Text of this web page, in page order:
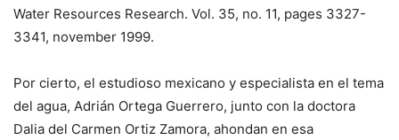
Water Resources Research. Vol. 35, no. 11, pages 3327-
3341, november 1999.
Por cierto, el estudioso mexicano y especialista en el tema
del agua, Adrián Ortega Guerrero, junto con la doctora
Dalia del Carmen Ortiz Zamora, ahondan en esa